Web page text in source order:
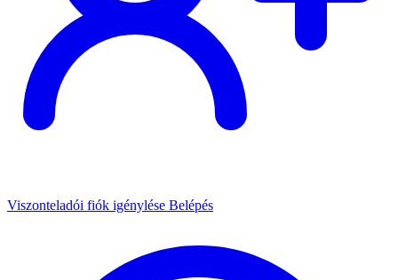
Viszonteladói fiók igénylése Belépés